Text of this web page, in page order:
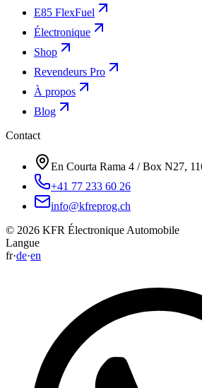
E85 FlexFuel
Électronique
Shop
Revendeurs Pro
À propos
Blog
Contact
En Courta Rama 4 / Box N27,
+41 77 233 60 26
info@kfreprog.ch
© 2026 KFR Électronique Automobile
Langue
fr·de·en